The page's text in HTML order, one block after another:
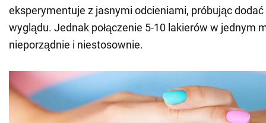
eksperymentuje z jasnymi odcieniami, próbując
wyglądu. Jednak połączenie 5-10 lakierów w jednym
nieporządnie i niestosownie.